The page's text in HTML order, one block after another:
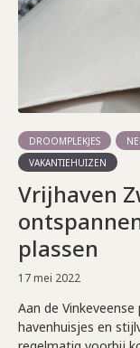
DROOMPLEKJES
VAKANTIEHUIZEN
Vrijhaven
plassen
17 mei 2022
Aan de
havenhuisjes en